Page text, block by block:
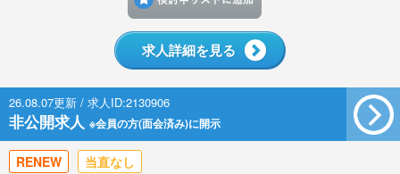
求人詳細を見る
26.08.07更新 / 求人ID:2130906
非公開求人 ※会員の方(面会済み)に開示
RENEW 当直なし